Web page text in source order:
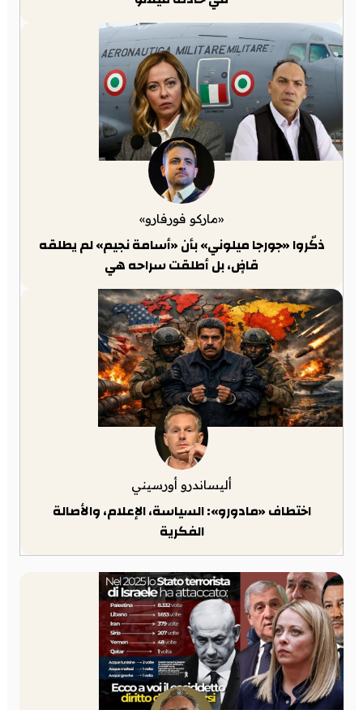
«ماركو فورفارو»
ذكّروا «جورجا ميلوني» بأن «أسامة نجيم» لم يطلقه
قاضٍ، بل أطلقت سراحه هي
أليساندرو أورسيني
اختطاف «مادورو»: السياسة، الإعلام، والأصالة
الفكرية